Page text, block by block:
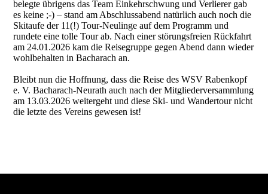
belegte übrigens das Team Einkehrschwung und Verlierer gab
es keine ;-) – stand am Abschlussabend natürlich auch noch die
Skitaufe der 11(!) Tour-Neulinge auf dem Programm und
rundete eine tolle Tour ab. Nach einer störungsfreien Rückfahrt
am 24.01.2026 kam die Reisegruppe gegen Abend dann wieder
wohlbehalten in Bacharach an.
Bleibt nun die Hoffnung, dass die Reise des WSV Rabenkopf
e. V. Bacharach-Neurath auch nach der Mitgliederversammlung
am 13.03.2026 weitergeht und diese Ski- und Wandertour nicht
die letzte des Vereins gewesen ist!